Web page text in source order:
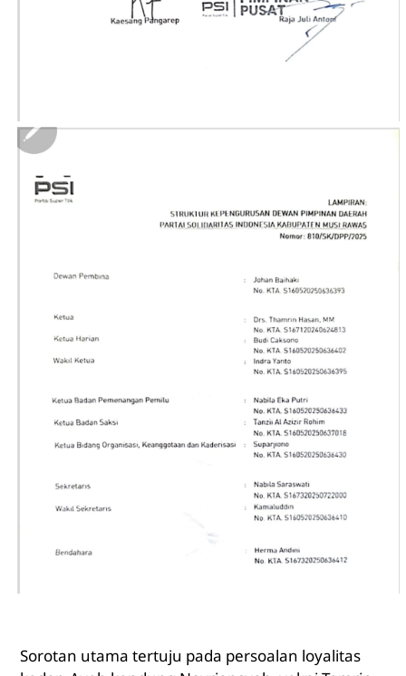
Sorotan utama tertuju pada persoalan loyalitas